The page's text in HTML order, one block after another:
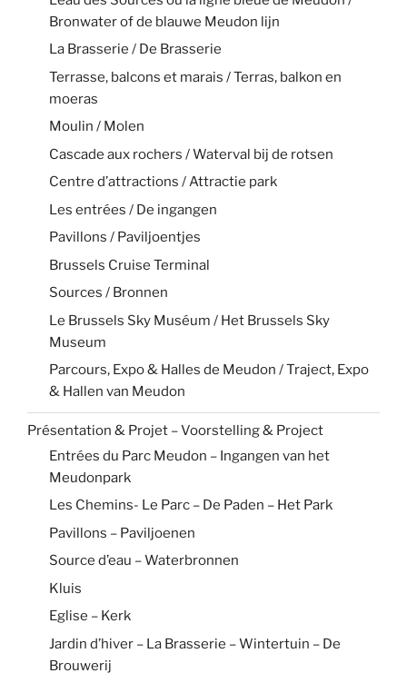
Bronwater of de blauwe Meudon lijn
La Brasserie / De Brasserie
Terrasse, balcons et marais / Terras, balkon en
moeras
Moulin / Molen
Cascade aux rochers / Waterval bij de rotsen
Centre d’attractions / Attractie park
Les entrées / De ingangen
Pavillons / Paviljoentjes
Brussels Cruise Terminal
Sources / Bronnen
Le Brussels Sky Muséum / Het Brussels Sky
Museum
Parcours, Expo & Halles de Meudon / Traject, Expo
& Hallen van Meudon
Présentation & Projet – Voorstelling & Project
Entrées du Parc Meudon – Ingangen van het
Meudonpark
Les Chemins- Le Parc – De Paden – Het Park
Pavillons – Paviljoenen
Source d’eau – Waterbronnen
Kluis
Eglise – Kerk
Jardin d’hiver – La Brasserie – Wintertuin – De
Brouwerij